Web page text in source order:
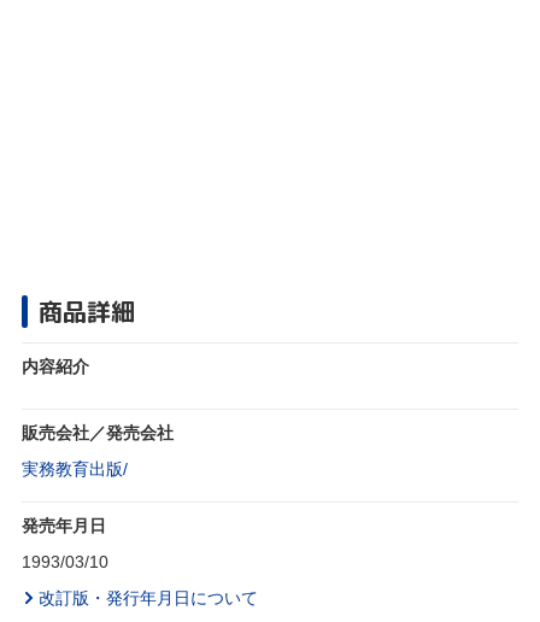
商品詳細
内容紹介
販売会社／発売会社
実務教育出版/
発売年月日
1993/03/10
改訂版・発行年月日について